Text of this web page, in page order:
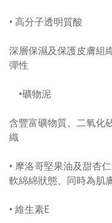
• 高分子透明質酸
深層保濕及保護皮膚組
彈性
•礦物泥
含豐富礦物質、二氧化
織
• 摩洛哥堅果油及甜杏
軟綿綿狀態、同時為肌
• 維生素E